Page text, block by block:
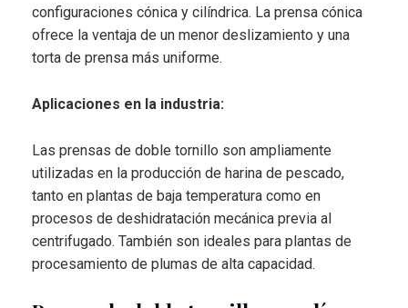
configuraciones cónica y cilíndrica. La prensa cónica
ofrece la ventaja de un menor deslizamiento y una
torta de prensa más uniforme.
Aplicaciones en la industria:
Las prensas de doble tornillo son ampliamente
utilizadas en la producción de harina de pescado,
tanto en plantas de baja temperatura como en
procesos de deshidratación mecánica previa al
centrifugado. También son ideales para plantas de
procesamiento de plumas de alta capacidad.